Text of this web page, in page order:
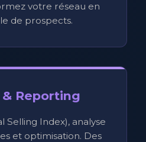
votre réseau en
de prospects.
Reporting
Selling Index), analyse
et optimisation. Des